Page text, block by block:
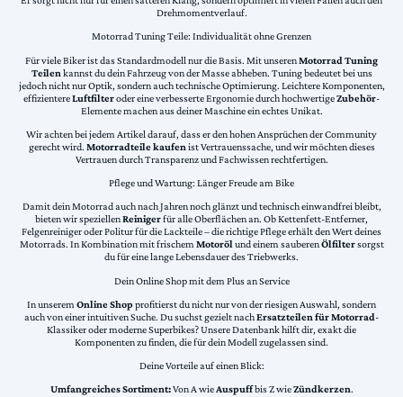
Drehmomentverlauf.
Motorrad Tuning Teile: Individualität ohne Grenzen
Für viele Biker ist das Standardmodell nur die Basis. Mit unserenMotorrad Tuning
Teilen kannst du dein Fahrzeug von der Masse abheben. Tuning bedeutet bei uns
jedoch nicht nur Optik, sondern auch technische Optimierung. Leichtere Komponenten,
effizientereLuftfilteroder eine verbesserte Ergonomie durch hochwertigeZubehör-
Elemente machen aus deiner Maschine ein echtes Unikat.
Wir achten bei jedem Artikel darauf, dass er den hohen Ansprüchen der Community
gerecht wird. Motorradteile kaufen ist Vertrauenssache, und wir möchten dieses
Vertrauen durch Transparenz und Fachwissen rechtfertigen.
Pflege und Wartung: Länger Freude am Bike
Damit dein Motorrad auch nach Jahren noch glänzt und technisch einwandfrei bleibt,
bieten wir speziellenReinigerfür alle Oberflächen an. Ob Kettenfett-Entferner,
Felgenreiniger oder Politur für die Lackteile – die richtige Pflege erhält den Wert deines
Motorrads. In Kombination mit frischemMotorölund einem sauberenÖlfiltersorgst
du für eine lange Lebensdauer des Triebwerks.
Dein Online Shop mit dem Plus an Service
In unserem Online Shopprofitierst du nicht nur von der riesigen Auswahl, sondern
auch von einer intuitiven Suche. Du suchst gezielt nachErsatzteilen für Motorrad-
Klassiker oder moderne Superbikes? Unsere Datenbank hilft dir, exakt die
Komponenten zu finden, die für dein Modell zugelassen sind.
Deine Vorteile auf einen Blick:
Umfangreiches Sortiment:Von A wieAuspuffbis Z wieZündkerzen.